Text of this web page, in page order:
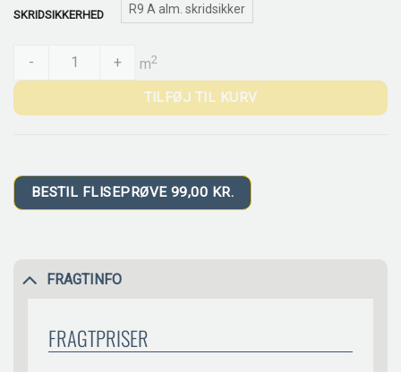
FRAGTINFO
FRAGTPRISER
SKRIDSIKKERHED R9 A alm. skridsikker
CESI Matt Mela quantity
- + m2
TILFØJ TIL KURV
BESTIL FLISEPRØVE 99,00 KR.